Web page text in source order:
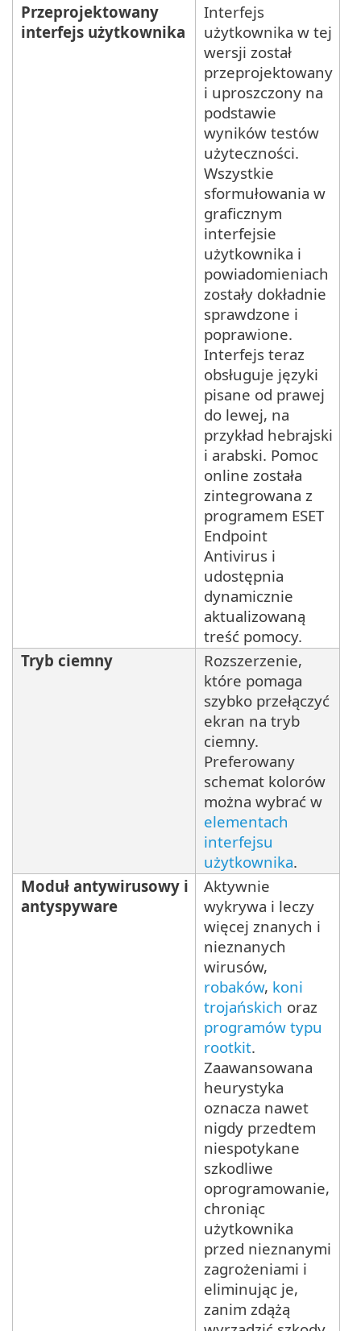
Przeprojektowany
interfejs użytkownika
Interfejs
użytkownika w tej
wersji został
przeprojektowany
i uproszczony na
podstawie
wyników testów
użyteczności.
Wszystkie
sformułowania w
graficznym
interfejsie
użytkownika i
powiadomieniach
zostały dokładnie
sprawdzone i
poprawione.
Interfejs teraz
obsługuje języki
pisane od prawej
do lewej, na
przykład hebrajski
i arabski. Pomoc
online została
zintegrowana z
programem ESET
Endpoint
Antivirus i
udostępnia
dynamicznie
aktualizowaną
treść pomocy.
Tryb ciemny
Rozszerzenie,
które pomaga
szybko przełączyć
ekran na tryb
ciemny.
Preferowany
schemat kolorów
można wybrać w
elementach
interfejsu
użytkownika.
Moduł antywirusowy i
antyspyware
Aktywnie
wykrywa i leczy
więcej znanych i
nieznanych
wirusów,
robaków, koni
trojańskich oraz
programów typu
rootkit.
Zaawansowana
heurystyka
oznacza nawet
nigdy przedtem
niespotykane
szkodliwe
oprogramowanie,
chroniąc
użytkownika
przed nieznanymi
zagrożeniami i
eliminując je,
zanim zdążą